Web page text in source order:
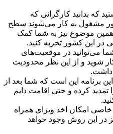
که بدانید کارگرانی که
مشغول به کار می‌شوند سطح
همین موضوع نیز به شما کمک
در این کشور تجربه کنید.
می‌توانید در موقعیت‌های
شوید و از این نظر محدودیت
داشت.
برنامه این است که شما بعد از
تمدید کرده و حتی اقامت دایم
امکان اخذ ویزای همراه
در این روش وجود خواهد